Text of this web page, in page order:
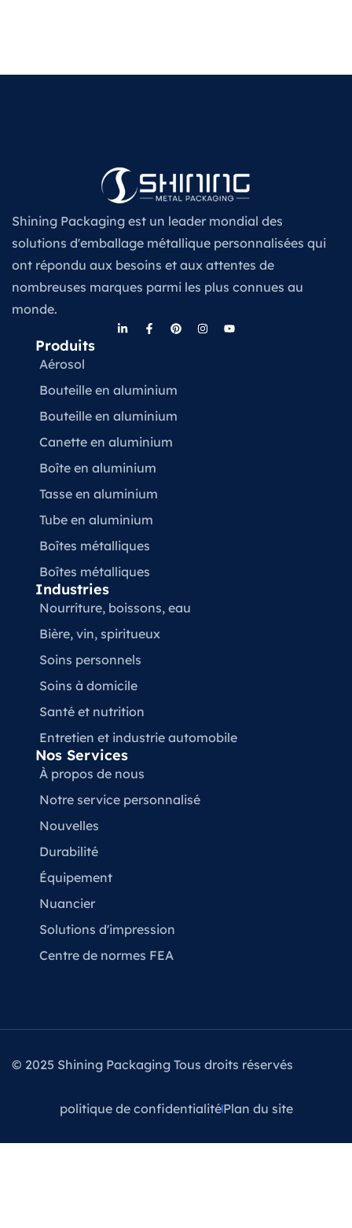
Shining Packaging est un leader mondial des
solutions d'emballage métallique personnalisées qui
ont répondu aux besoins et aux attentes de
nombreuses marques parmi les plus connues au
monde.
Produits
Aérosol
Bouteille en aluminium
Bouteille en aluminium
Canette en aluminium
Boîte en aluminium
Tasse en aluminium
Tube en aluminium
Boîtes métalliques
Boîtes métalliques
Industries
Nourriture, boissons, eau
Bière, vin, spiritueux
Soins personnels
Soins à domicile
Santé et nutrition
Entretien et industrie automobile
Nos Services
À propos de nous
Notre service personnalisé
Nouvelles
Durabilité
Équipement
Nuancier
Solutions d'impression
Centre de normes FEA
© 2025 Shining Packaging Tous droits réservés
politique de confidentialitéPlan du site